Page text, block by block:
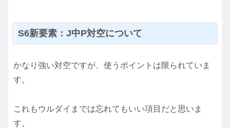
S6新要素：J中P対空について
かなり強い対空ですが、使うポイントは限られていま
す。
これもウルダイまでは忘れてもいい項目だと思いま
す。